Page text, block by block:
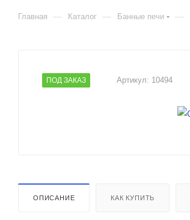
Главная — Каталог — Банные печи —
ПОД ЗАКАЗ Артикул: 10494
ОПИСАНИЕ КАК КУПИТЬ